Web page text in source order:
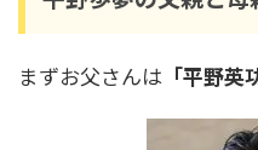
ん璃奈との熱
まずお父さんは 「平野英